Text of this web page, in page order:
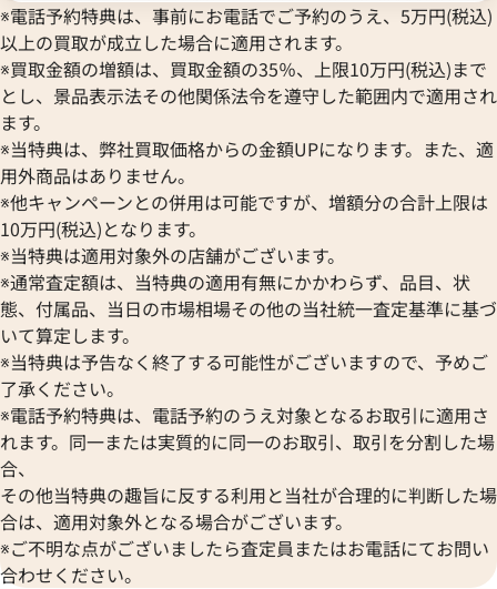
※電話予約特典は、事前にお電話でご予約のうえ、5万円(税込)
以上の買取が成立した場合に適用されます。
※買取金額の増額は、買取金額の35％、上限10万円(税込)まで
とし、景品表示法その他関係法令を遵守した範囲内で適用され
ます。
※当特典は、弊社買取価格からの金額UPになります。また、適
用外商品はありません。
※他キャンペーンとの併用は可能ですが、増額分の合計上限は
10万円(税込)となります。
※当特典は適用対象外の店舗がございます。
※通常査定額は、当特典の適用有無にかかわらず、品目、状
態、付属品、当日の市場相場その他の当社統一査定基準に基づ
いて算定します。
※当特典は予告なく終了する可能性がございますので、予めご
了承ください。
※電話予約特典は、電話予約のうえ対象となるお取引に適用さ
れます。同一または実質的に同一のお取引、取引を分割した場
合、
その他当特典の趣旨に反する利用と当社が合理的に判断した場
合は、適用対象外となる場合がございます。
※ご不明な点がございましたら査定員またはお電話にてお問い
合わせください。